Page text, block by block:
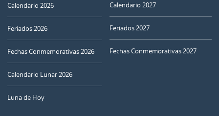
Calendario 2026
Feriados 2026
Fechas Conmemorativas 2026
Calendario Lunar 2026
Luna de Hoy
Calendario 2027
Feriados 2027
Fechas Conmemorativas 2027